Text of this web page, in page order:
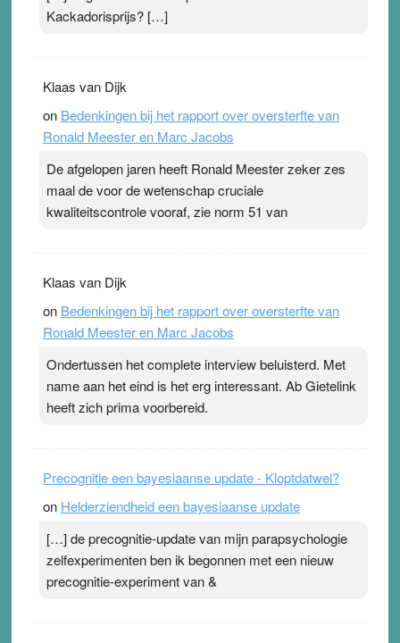
Kackadorisprijs? […]
Klaas van Dijk
on Bedenkingen bij het rapport over oversterfte van
Ronald Meester en Marc Jacobs
De afgelopen jaren heeft Ronald Meester zeker zes
maal de voor de wetenschap cruciale
kwaliteitscontrole vooraf, zie norm 51 van
Klaas van Dijk
on Bedenkingen bij het rapport over oversterfte van
Ronald Meester en Marc Jacobs
Ondertussen het complete interview beluisterd. Met
name aan het eind is het erg interessant. Ab Gietelink
heeft zich prima voorbereid.
Precognitie een bayesiaanse update - Kloptdatwel?
on Helderziendheid een bayesiaanse update
[…] de precognitie-update van mijn parapsychologie
zelfexperimenten ben ik begonnen met een nieuw
precognitie-experiment van &